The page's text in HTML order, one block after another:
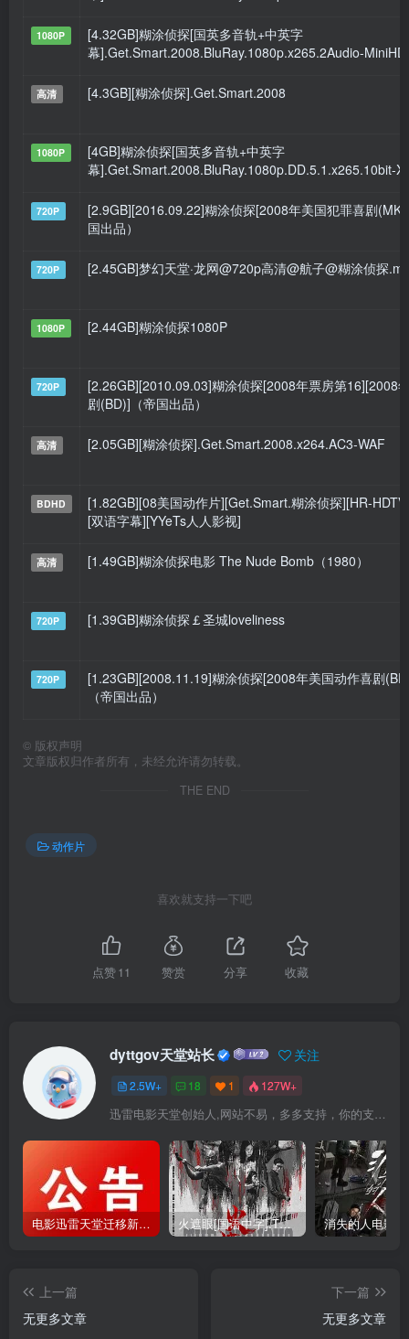
1080P
[4.32GB]糊涂侦探[国英多音轨+中英字
幕].Get.Smart.2008.BluRay.1080p.x265.2Audio-MiniHD
高清 [4.3GB][糊涂侦探].Get.Smart.2008
1080P
[4GB]糊涂侦探[国英多音轨+中英字
幕].Get.Smart.2008.BluRay.1080p.DD.5.1.x265.10bit-
720P
[2.9GB][2016.09.22]糊涂侦探[2008年美国犯罪喜剧
国出品）
720P [2.45GB]梦幻天堂·龙网@720p高清@航子@糊涂侦探
1080P [2.44GB]糊涂侦探1080P
720P
[2.26GB][2010.09.03]糊涂侦探[2008年票房第16][2008
剧(BD)]（帝国出品）
高清 [2.05GB][糊涂侦探].Get.Smart.2008.x264.AC3-WAF
BDHD
[1.82GB][08美国动作片][Get.Smart.糊涂侦探][HR-
[双语字幕][YYeTs人人影视]
高清 [1.49GB]糊涂侦探电影 The Nude Bomb（1980）
720P [1.39GB]糊涂侦探￡圣城loveliness
720P
[1.23GB][2008.11.19]糊涂侦探[2008年美国动作喜剧
（帝国出品）
© 版权声明
文章版权归作者所有，未经允许请勿转载。
THE END
动作片
喜欢就支持一下吧
点赞11 赞赏 分享 收藏
dyttgov天堂站长 关注
2.5W+ 18 1 127W+
迅雷电影天堂创始人,网站不易，多多支持，你的支持，是我前进的动力！
电影迅雷天堂迁移新服务器,正常更新，维护完毕! 火遮眼[国语中字].The.Furious.2026.1080p+2160p高清下载
上一篇
无更多文章
下一篇
无更多文章